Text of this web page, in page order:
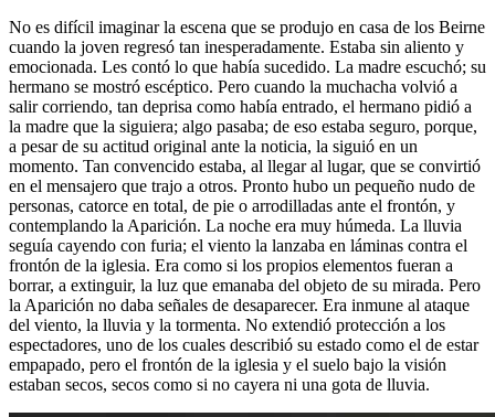
No es difícil imaginar la escena que se produjo en casa de los Beirne
cuando la joven regresó tan inesperadamente. Estaba sin aliento y
emocionada. Les contó lo que había sucedido. La madre escuchó; su
hermano se mostró escéptico. Pero cuando la muchacha volvió a
salir corriendo, tan deprisa como había entrado, el hermano pidió a
la madre que la siguiera; algo pasaba; de eso estaba seguro, porque,
a pesar de su actitud original ante la noticia, la siguió en un
momento. Tan convencido estaba, al llegar al lugar, que se convirtió
en el mensajero que trajo a otros. Pronto hubo un pequeño nudo de
personas, catorce en total, de pie o arrodilladas ante el frontón, y
contemplando la Aparición. La noche era muy húmeda. La lluvia
seguía cayendo con furia; el viento la lanzaba en láminas contra el
frontón de la iglesia. Era como si los propios elementos fueran a
borrar, a extinguir, la luz que emanaba del objeto de su mirada. Pero
la Aparición no daba señales de desaparecer. Era inmune al ataque
del viento, la lluvia y la tormenta. No extendió protección a los
espectadores, uno de los cuales describió su estado como el de estar
empapado, pero el frontón de la iglesia y el suelo bajo la visión
estaban secos, secos como si no cayera ni una gota de lluvia.